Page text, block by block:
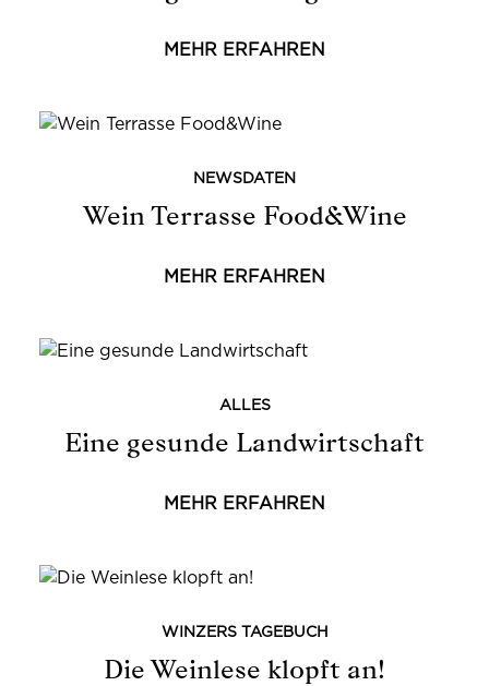
MEHR ERFAHREN
NEWSDATEN
Wein Terrasse Food&Wine
MEHR ERFAHREN
ALLES
Eine gesunde Landwirtschaft
MEHR ERFAHREN
WINZERS TAGEBUCH
Die Weinlese klopft an!